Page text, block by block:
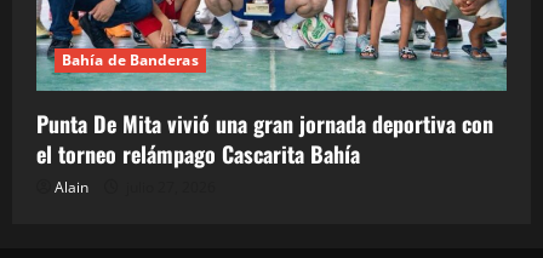
Bahía de Banderas
Punta De Mita vivió una gran jornada deportiva con
el torneo relámpago Cascarita Bahía
Alain